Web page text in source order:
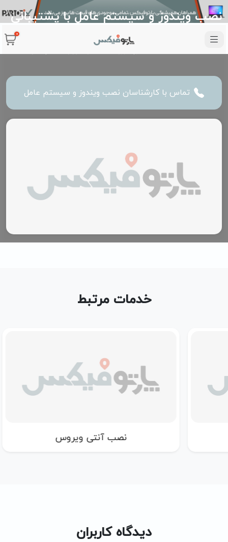
0
نصب ویندوز و سیستم عامل با پشتیبانی
و گارانتی
تماس با کارشناسان نصب ویندوز و سیستم عامل
خدمات مرتبط
نصب آنتی ویروس
دیدگاه کاربران